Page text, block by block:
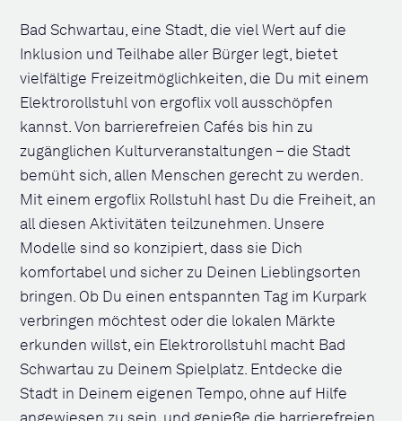
Bad Schwartau, eine Stadt, die viel Wert auf die
Inklusion und Teilhabe aller Bürger legt, bietet
vielfältige Freizeitmöglichkeiten, die Du mit einem
Elektrorollstuhl von ergoflix voll ausschöpfen
kannst. Von barrierefreien Cafés bis hin zu
zugänglichen Kulturveranstaltungen – die Stadt
bemüht sich, allen Menschen gerecht zu werden.
Mit einem ergoflix Rollstuhl hast Du die Freiheit, an
all diesen Aktivitäten teilzunehmen. Unsere
Modelle sind so konzipiert, dass sie Dich
komfortabel und sicher zu Deinen Lieblingsorten
bringen. Ob Du einen entspannten Tag im Kurpark
verbringen möchtest oder die lokalen Märkte
erkunden willst, ein Elektrorollstuhl macht Bad
Schwartau zu Deinem Spielplatz. Entdecke die
Stadt in Deinem eigenen Tempo, ohne auf Hilfe